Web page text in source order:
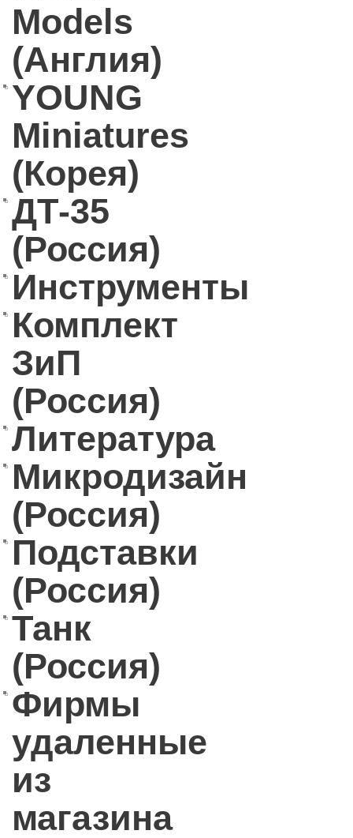
Models
(Англия)
YOUNG
Miniatures
(Корея)
ДТ-35
(Россия)
Инструменты
Комплект
ЗиП
(Россия)
Литература
Микродизайн
(Россия)
Подставки
(Россия)
Танк
(Россия)
Фирмы
удаленные
из
магазина